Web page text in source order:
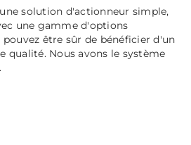
solution d'actionneur simple,
une gamme d'options
pouvez être sûr de bénéficier d'un
qualité. Nous avons le système